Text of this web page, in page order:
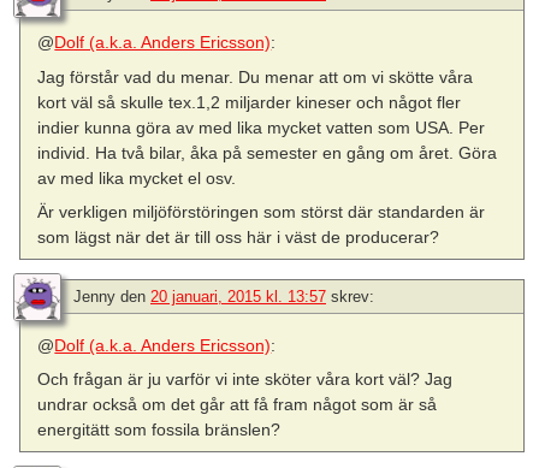
@Dolf (a.k.a. Anders Ericsson):
Jag förstår vad du menar. Du menar att om vi skötte våra
kort väl så skulle tex.1,2 miljarder kineser och något fler
indier kunna göra av med lika mycket vatten som USA. Per
individ. Ha två bilar, åka på semester en gång om året. Göra
av med lika mycket el osv.
Är verkligen miljöförstöringen som störst där standarden är
som lägst när det är till oss här i väst de producerar?
Jenny den 20 januari, 2015 kl. 13:57 skrev:
@Dolf (a.k.a. Anders Ericsson):
Och frågan är ju varför vi inte sköter våra kort väl? Jag
undrar också om det går att få fram något som är så
energitätt som fossila bränslen?